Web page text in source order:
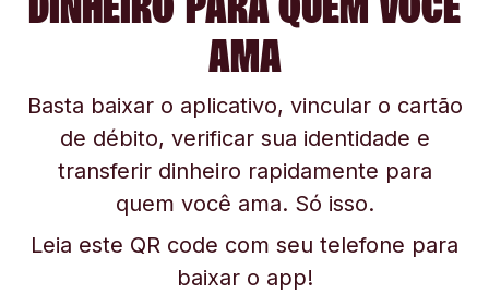
AMA
Basta baixar o aplicativo, vincular o cartão
de débito, verificar sua identidade e
transferir dinheiro rapidamente para
quem você ama. Só isso.
Leia este QR code com seu telefone para
baixar o app!